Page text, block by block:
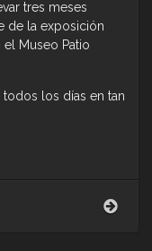
tres meses
de la exposición
el Museo Patio
los días en tan